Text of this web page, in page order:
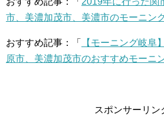
市、美濃加茂市、美濃市のモーニン
おすすめ記事：「
【モーニング岐阜
原市、美濃加茂市のおすすめモーニ
スポンサーリン